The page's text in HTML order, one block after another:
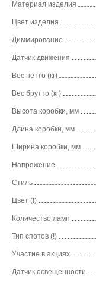
Материал изделия
Цвет изделия
Диммирование
Датчик движения
Вес нетто (кг)
Вес брутто (кг)
Высота коробки, мм
Длина коробки, мм
Ширина коробки, мм
Напряжение
Стиль
Цвет (!)
Количество ламп
Тип спотов (!)
Участие в акциях
Датчик освещенности